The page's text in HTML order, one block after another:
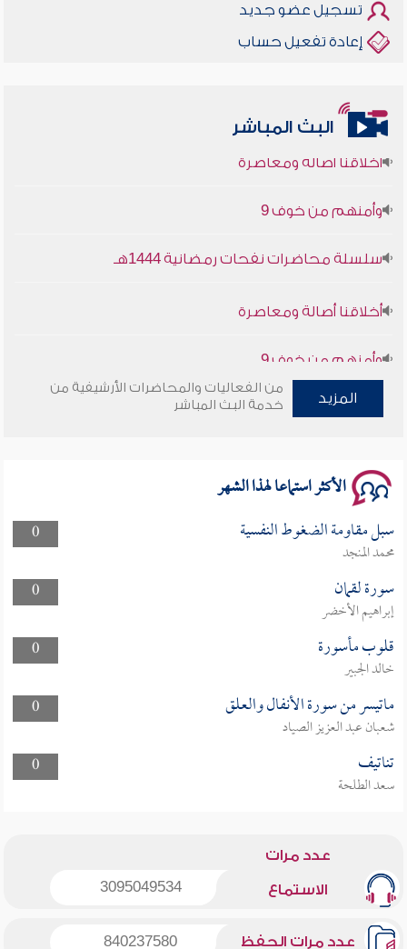
تسجيل عضو جديد
إعادة تفعيل حساب
البث المباشر
أخلاقنا أصالة ومعاصرة
سلسلة محاضرات نفحات رمضانية 1444هـ
المزيد
من الفعاليات والمحاضرات الأرشيفية من
خدمة البث المباشر
الأكثر استماعا لهذا الشهر
0 سبل مقاومة الضغوط النفسية
محمد المنجد
0
سورة لقمان
إبراهيم الأخضر
0
قلوب مأسورة
خالد الجبير
0
ماتيسر من سورة الأنفال والعلق
شعبان عبد العزيز الصياد
0
تناتيف
سعد الطلحة
عدد مرات
الاستماع 3095049534
عدد مرات الحفظ 840237580